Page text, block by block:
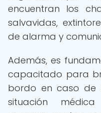
encuentran los
salvavidas,
de alarma y
Además, es
capacitado para
bordo en caso de
situación